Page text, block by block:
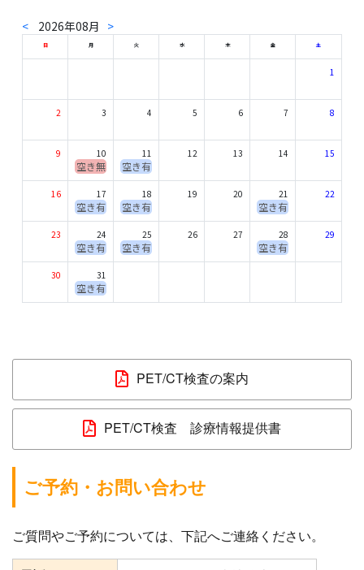
PET/CT検査の案内
PET/CT検査 診療情報提供書
ご予約・お問い合わせ
ご質問やご予約については、下記へご連絡ください。